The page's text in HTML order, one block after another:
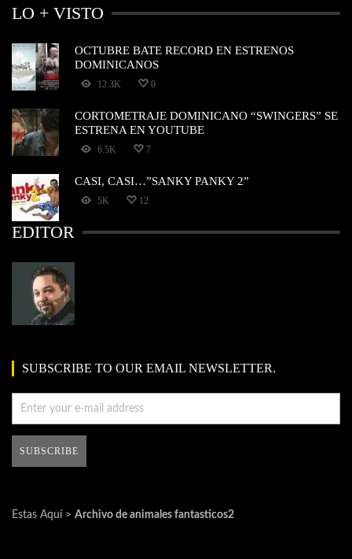
LO + VISTO
OCTUBRE BATE RECORD EN ESTRENOS
DOMINICANOS
12.3K 0
CORTOMETRAJE DOMINICANO “SWINGERS” SE
ESTRENA EN YOUTUBE
6.5K 7
CASI, CASI…”SANKY PANKY 2”
5K 12
EDITOR
SUBSCRIBE TO OUR EMAIL NEWSLETTER.
Estas Aquí > Archivo de animales fantasticos2